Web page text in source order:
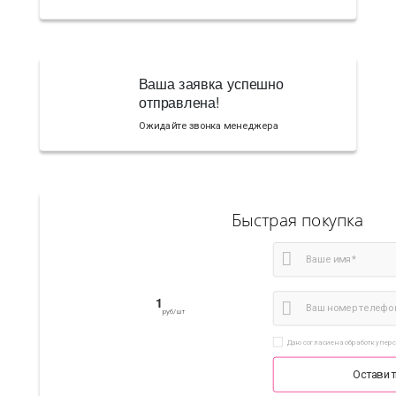
Ваша заявка успешно
отправлена!
Ожидайте звонка менеджера
Быстрая покупка
1 руб/шт
Даю согласие на обработку